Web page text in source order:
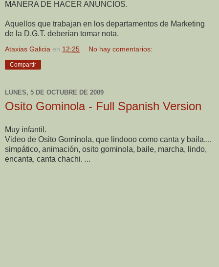
MANERA DE HACER ANUNCIOS.
Aquellos que trabajan en los departamentos de Marketing
de la D.G.T. deberían tomar nota.
Ataxias Galicia en 12:25 No hay comentarios:
Compartir
LUNES, 5 DE OCTUBRE DE 2009
Osito Gominola - Full Spanish Version
Muy infantil.
Video de Osito Gominola, que lindooo como canta y baila....
simpático, animación, osito gominola, baile, marcha, lindo,
encanta, canta chachi. ...